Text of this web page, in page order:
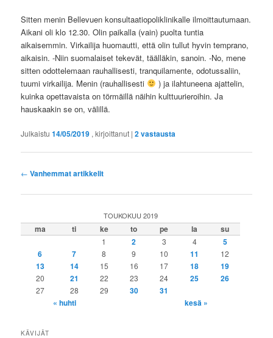
Sitten menin Bellevuen konsultaatiopoliklinikalle ilmoittautumaan.
Aikani oli klo 12.30. Olin paikalla (vain) puolta tuntia
aikaisemmin. Virkailija huomautti, että olin tullut hyvin temprano,
aikaisin. -Niin suomalaiset tekevät, täälläkin, sanoin. -No, mene
sitten odottelemaan rauhallisesti, tranquilamente, odotussaliin,
tuumi virkailija. Menin (rauhallisesti
) ja ilahtuneena ajattelin,
kuinka opettavaista on törmäillä näihin kulttuurieroihin. Ja
hauskaakin se on, välillä.
Julkaistu14/05/2019 , kirjoittanut |2vastausta
Artikkelien
← Vanhemmat artikkelit
TOUKOKUU 2019
ma ti ke to pe la su
1 2 3 4
5
6
7 8 9 10 11 12
13 14 15 16 17 18 19
20 21 22 23 24 25 26
27 28 29 30
31
« huhti
kesä »
KÄVIJÄT